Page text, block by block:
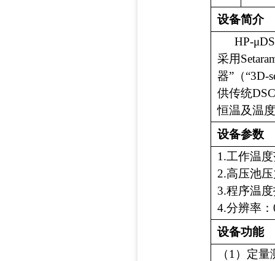
设备简介
HP-
采用
器” （“3D-
供传统DSC
恒温及温
设备参数
1.工作温
2.高压池
3.程序温
4.分辨率：
设备功能
（1 ）定量